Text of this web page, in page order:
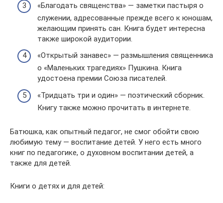
«Благодать священства» — заметки пастыря о
служении, адресованные прежде всего к юношам,
желающим принять сан. Книга будет интересна
также широкой аудитории.
«Открытый занавес» — размышления священника
о «Маленьких трагедиях» Пушкина. Книга
удостоена премии Союза писателей.
«Тридцать три и один» — поэтический сборник.
Книгу также можно прочитать в интернете.
Батюшка, как опытный педагог, не смог обойти свою
любимую тему — воспитание детей. У него есть много
книг по педагогике, о духовном воспитании детей, а
также для детей.
Книги о детях и для детей: